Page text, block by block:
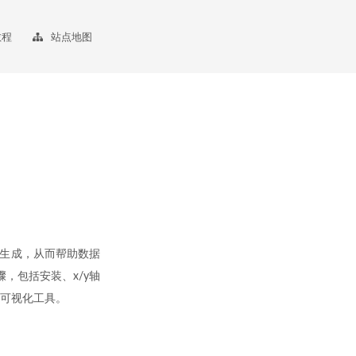
程 站点地图
成，从而帮助数据
，包括安装、x/y轴
视化工具。